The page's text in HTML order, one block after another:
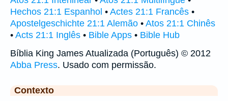
Hechos 21:1 Espanhol • Actes 21:1 Francês •
Apostelgeschichte 21:1 Alemão • Atos 21:1 Chinês
• Acts 21:1 Inglês • Bible Apps • Bible Hub
Bíblia King James Atualizada (Português) © 2012
Abba Press. Usado com permissão.
Contexto